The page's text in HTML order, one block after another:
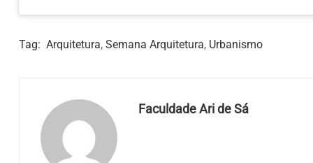
Tag: Arquitetura, Semana Arquitetura, Urbanismo
Faculdade Ari de Sá